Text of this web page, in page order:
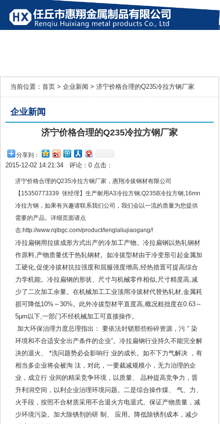
当前位置：首页 >企业新闻 > 济宁价格合理的Q235冷拉方钢厂家
企业新闻
济宁价格合理的Q235冷拉方钢厂家
分享到：
2015-12-02 14:21:34 评论：0 点击：
济宁价格合理的Q235冷拉方钢厂家，惠翔冷拔钢材有限公司
【15350773339 张经理】生产耐用A3冷拉方钢,Q235B冷拉方钢,16mn
冷拉方钢，如果有兴趣请联系我们公司，我们会以一流的质量为您提供
需要的产品。详细页面请点
击:http://www.rqlbgc.com/product/lenglaliujiaogang/!
冷拉扁钢用拉拔成形方式出产的冷加工产物。冷拉扁钢以热轧钢材
作原料,产物质量优于热轧钢材。如冷拔型材由于冷变形引起金属加
工硬化,促使冷拔材抗拉强度和屈服强度增高,经热措置可提高综合
力学机能。冷拉扁钢的形状、尺寸与机械零件相似,尺寸精度高,减
少了二次加工余量。在机械加工工业顶用冷拔材代替热轧材,金属耗
损可降低10%～30%。此外冷拔型材平直度高,概况粗拙度在0.63～
5μm以下,一部门不经机械加工可直接操作。
加大环保治理力度总理指出： 要依法封锁那些粉碎资源，污 “ 染
环境和不合适安全出产条件的企业”。冷拉扁钢行业持久不能完全解
决的退火、 *洗问题势必会影响行 业的成长。如不下力气解决 ，有
相当多企业将会被淘 汰，对此，一要裁减规模小，无力治理的企
业，成立行 业间的精采竞争环境，以质量、 品种提高竞争力，晋
升利润空间，以利企业治理环境问题。二是综合操作煤、 气、力、
火手段，按照不合材质采用不合退火方电退式。保证产物质量，减
少环境污染。加大除锈剂的研 制、 应用。降低除锈剂成本，减少